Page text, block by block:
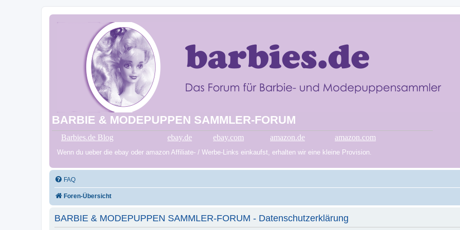
BARBIE & MODEPUPPEN SAMMLER-FORUM
Barbies.de Blog ebay.de ebay.com amazon.de amazon.com
Wenn du ueber die ebay oder amazon Affiliate- / Werbe-Links einkaufst, erhalten wir eine kleine Provision.
FAQ
Foren-Übersicht
BARBIE & MODEPUPPEN SAMMLER-FORUM - Datenschutzerklärung